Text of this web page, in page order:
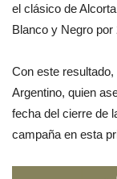
el clásico de
Blanco y Negro por
Con este
Argentino, quien
fecha del cierre de
campaña en esta